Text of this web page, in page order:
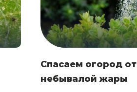
Спасаем огород от
небывалой жары